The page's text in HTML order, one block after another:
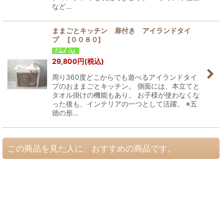
など…
ままごとキッチン 扉付き アイランドタイ
プ
[００８０]
29,800円(税込)
周り360度どこからでも遊べるアイランドタイ
プのおままごとキッチン。 側面には、本立てと
タオル掛けの機能もあり。 お子様が使わなくな
った後も、インテリアの一つとして活躍。 ※五
徳の形…
この商品を見た人に、おすすめの商品です。